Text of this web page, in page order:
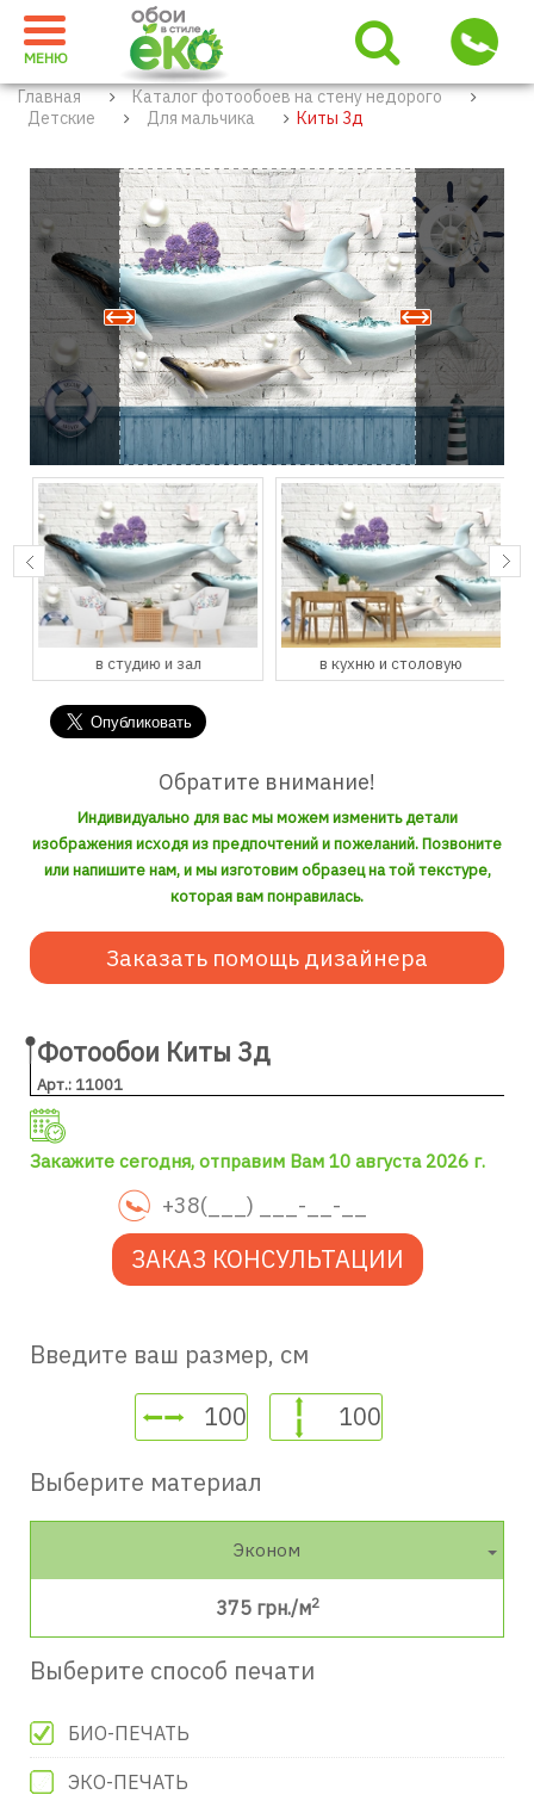
МЕНЮ
Главная
Каталог фотообоев на стену недорого
Детские
Для мальчика Киты 3д
в студию и зал в кухню и столовую
Обратите внимание!
Индивидуально для вас мы можем изменить детали
изображения исходя из предпочтений и пожеланий. Позвоните
или напишите нам, и мы изготовим образец на той текстуре,
которая вам понравилась.
Заказать помощь дизайнера
Фотообои Киты 3д
Арт.: 11001
Закажите сегодня, отправим Вам 10 августа 2026 г.
ЗАКАЗ КОНСУЛЬТАЦИИ
Введите ваш размер, см
Выберите материал
Эконом
375 грн./м2
Выберите способ печати
БИО-ПЕЧАТЬ
ЭКО-ПЕЧАТЬ